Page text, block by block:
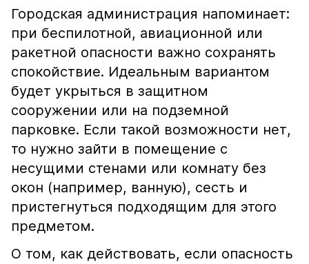
Городская администрация напоминает:
при беспилотной, авиационной или
ракетной опасности важно сохранять
спокойствие. Идеальным вариантом
будет укрыться в защитном
сооружении или на подземной
парковке. Если такой возможности нет,
то нужно зайти в помещение с
несущими стенами или комнату без
окон (например, ванную), сесть и
пристегнуться подходящим для этого
предметом.
О том, как действовать, если опасность